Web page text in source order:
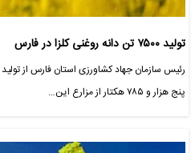
تولید ۷۵۰۰ تن دانه روغنی کلزا در فارس
پنج هزار و ۷۸۵ هکتار از مزارع این…